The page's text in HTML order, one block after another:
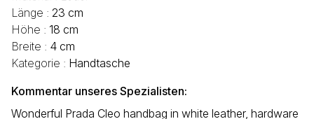
Länge : 23 cm
Höhe : 18 cm
Breite : 4 cm
Kategorie : Handtasche
Kommentar unseres Spezialisten:
Wonderful Prada Cleo handbag in white leather, hardware